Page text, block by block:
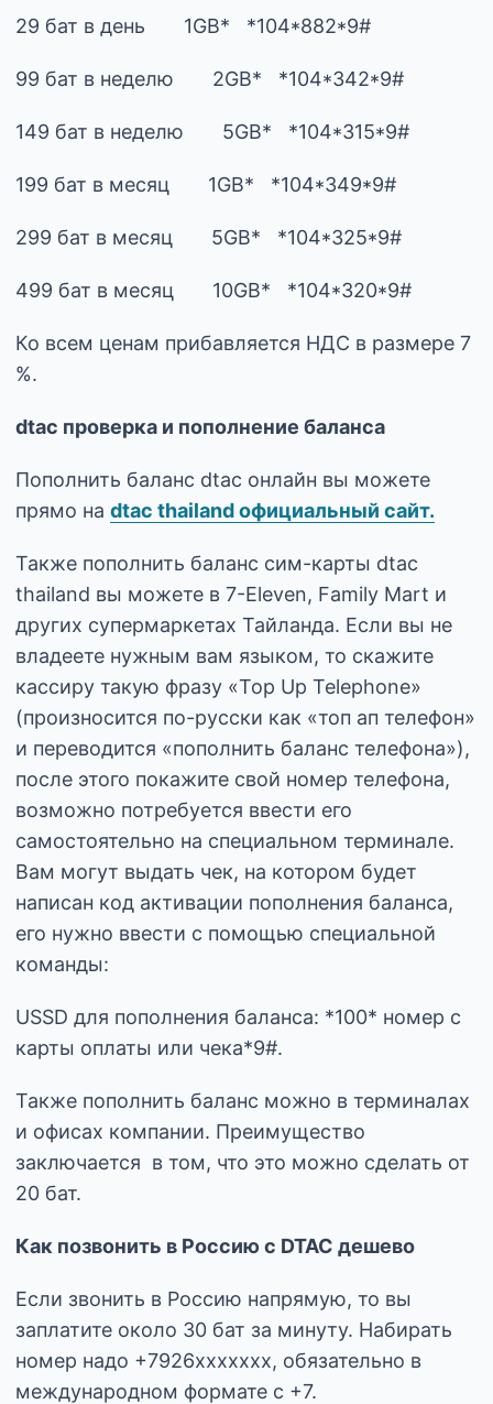
29 бат в день 1GB* *104*882*9#
99 бат в неделю 2GB* *104*342*9#
149 бат в неделю 5GB* *104*315*9#
199 бат в месяц 1GB* *104*349*9#
299 бат в месяц 5GB* *104*325*9#
499 бат в месяц 10GB* *104*320*9#
Ко всем ценам прибавляется НДС в размере 7
%.
dtac проверка и пополнение баланса
Пополнить баланс dtac онлайн вы можете
прямо на dtac thailand официальный сайт.
Также пополнить баланс сим-карты dtac
thailand вы можете в 7-Eleven, Family Mart и
других супермаркетах Тайланда. Если вы не
владеете нужным вам языком, то скажите
кассиру такую фразу «Top Up Telephone»
(произносится по-русски как «топ ап телефон»
и переводится «пополнить баланс телефона»),
после этого покажите свой номер телефона,
возможно потребуется ввести его
самостоятельно на специальном терминале.
Вам могут выдать чек, на котором будет
написан код активации пополнения баланса,
его нужно ввести с помощью специальной
команды:
USSD для пополнения баланса: *100* номер с
карты оплаты или чека*9#.
Также пополнить баланс можно в терминалах
и офисах компании. Преимущество
заключается в том, что это можно сделать от
20 бат.
Как позвонить в Россию с DTAC дешево
Если звонить в Россию напрямую, то вы
заплатите около 30 бат за минуту. Набирать
номер надо +7926xxxxxxx, обязательно в
международном формате с +7.